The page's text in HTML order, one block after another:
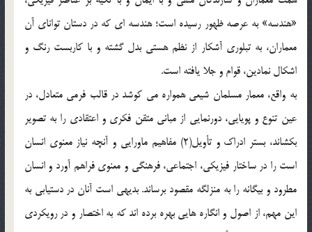
«هندسه» به عرصه ظهور رسیده است؛ هندسه ای که در دستان توانای آن
معماران، به تبلوری آشکار از نظم هستی بدل گشته و با کاربست رنگ و
اشکال نمادین، قوام و جلا یافته است.
به واقع، معمار مسلمان شیعی همواره می کوشد در قالب فرمی متعادل، در
عین تنوع و پویایی، دورنمایی از مبانی متقن فکری و اعتقادی را به تصویر
بکشاند، بستر ادراک و تأویل(2) مفاهیم ماورایی و آنچه نیاز معنوی انسان
است را در ساختار فیزیکی، اجتماعی، فرهنگی و معنوی فراهم آورد و انسان
مطرود و بیگانه را به منزلگه مقصود برساند. بدیهی است آنان در دستیابی به
این مهم، از اصول و انگاره هایی بهره برده اند که به اختصار و در رویکردی